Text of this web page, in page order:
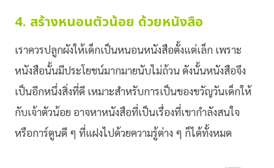
4. สร้างหนอนตัวน้อย ด้วยหนังสือ
เราควรปลูกผังให้เด็กเป็นหนอนหนังสือตั้งแต่เล็ก เพราะ
หนังสือนั้นมีประโยชน์มากมายนับไม่ถ้วน ดังนั้นหนังสือจึง
เป็นอีกหนึ่งสิ่งที่ดี เหมาะสำหรับการเป็นของขวัญวันเด็กให้
กับเจ้าตัวน้อย อาจหาหนังสือที่เป็นเรื่องที่เขากำลังสนใจ
หรือการ์ตูนดี ๆ ที่แฝงไปด้วยความรู้ต่าง ๆ ก็ได้ทั้งหมด